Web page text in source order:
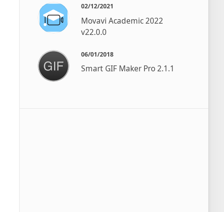
02/12/2021
Movavi Academic 2022
v22.0.0
06/01/2018
Smart GIF Maker Pro 2.1.1